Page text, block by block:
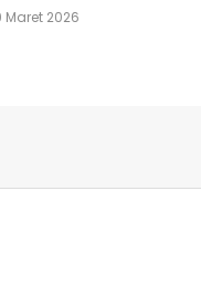
Maret 2026